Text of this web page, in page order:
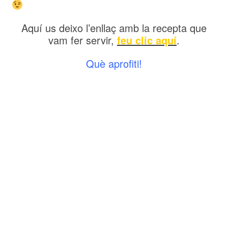
Aquí us deixo l’enllaç amb la recepta que
vam fer servir, feu clic aquí.
Què aprofiti!